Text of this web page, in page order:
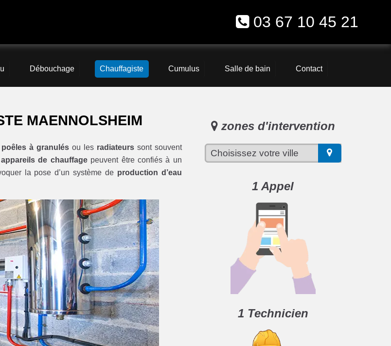
03 67 10 45 21
Débouchage Chauffagiste Cumulus Salle de bain Contact
MAENNOLSHEIM
poêles à granulésou les radiateurssont souvent
appareils de chauffagepeuvent être confiés à un
la pose d’un système de production d’eau
zones d'intervention
1 Appel
1 Technicien